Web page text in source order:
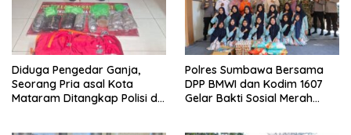
Diduga Pengedar Ganja,
Seorang Pria asal Kota
Mataram Ditangkap Polisi di
Polres Sumbawa Bersama
DPP BMWI dan Kodim 1607
Gelar Bakti Sosial Merah